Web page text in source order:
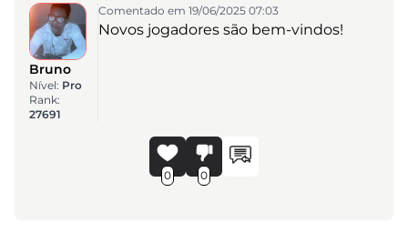
Bruno
Nível: Pro
Rank:
27691
Comentado em 19/06/2025 07:03
Novos jogadores são bem-vindos!
0 0